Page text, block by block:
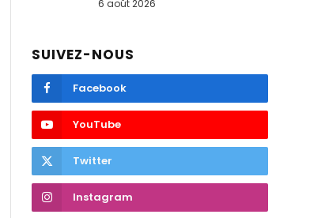
6 août 2026
SUIVEZ-NOUS
Facebook
YouTube
Twitter
Instagram